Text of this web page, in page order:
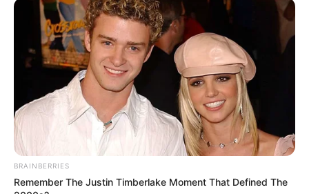
BRAINBERRIES
Remember The Justin Timberlake Moment That Defined The